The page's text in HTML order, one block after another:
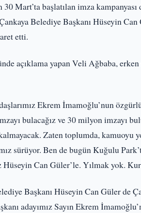
30 Mart’ta başlatılan imza
Belediye Başkanı Hüseyin
etti.
açıklama yapan Veli Ağbaba,
Ekrem İmamoğlu’nun
bulacağız ve 30 milyon imzayı
Zaten toplumda, kamuoyu
sürüyor. Ben de bugün Kuğulu
Hüseyin Can Güler’le. Yılmak yok.
Başkanı Hüseyin Can Güler de
adayımız Sayın Ekrem